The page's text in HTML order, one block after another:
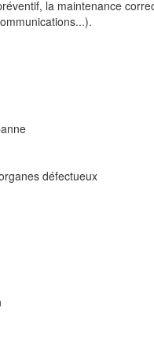
la maintenance
défectueux